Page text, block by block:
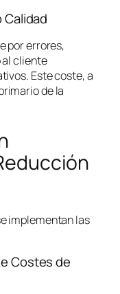
Calidad
por errores,
cliente
Este coste, a
de la
implementan las
Costes de